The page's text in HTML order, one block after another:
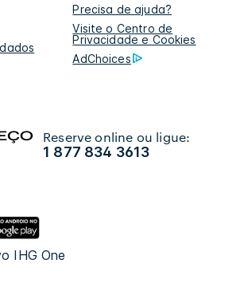
Precisa de ajuda?
Visite o Centro de
Privacidade e Cookies
AdChoices
Reserve online ou ligue:
1 877 834 3613
IHG One